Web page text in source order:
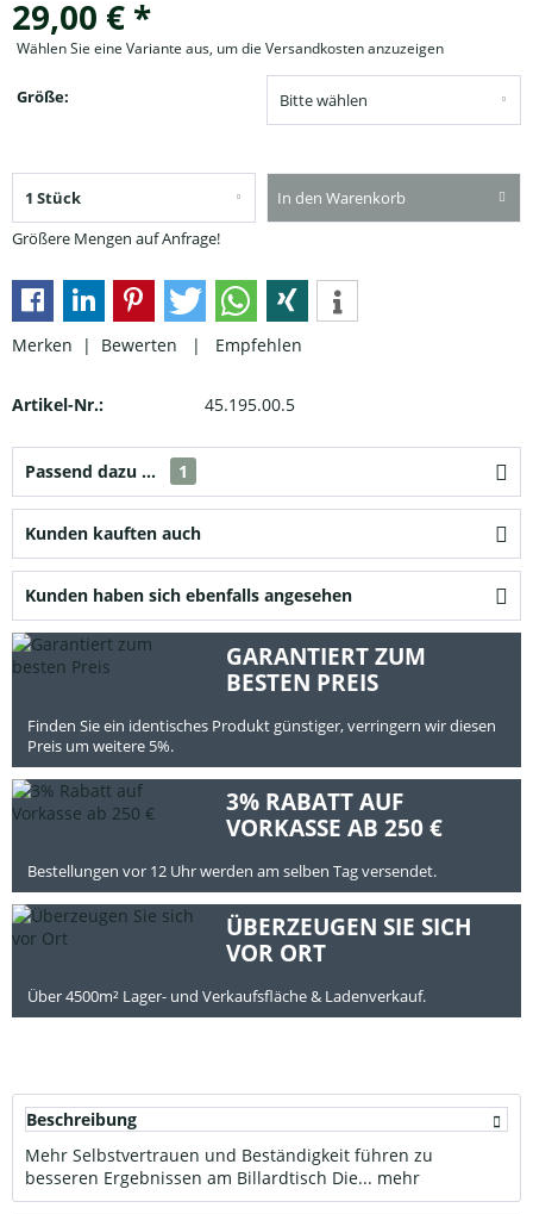
29,00 € *
Wählen Sie eine Variante aus, um die Versandkosten anzuzeigen
Größe:
Größere Mengen auf Anfrage!
In den Warenkorb
Merken | Bewerten | Empfehlen
Artikel-Nr.: 45.195.00.5
Passend dazu ... 1
Kunden kauften auch
Kunden haben sich ebenfalls angesehen
GARANTIERT ZUM
BESTEN PREIS
Finden Sie ein identisches Produkt günstiger, verringern wir diesen
Preis um weitere 5%.
3% RABATT AUF
VORKASSE AB 250 €
Bestellungen vor 12 Uhr werden am selben Tag versendet.
ÜBERZEUGEN SIE SICH
VOR ORT
Über 4500m² Lager- und Verkaufsfläche & Ladenverkauf.
Beschreibung
Mehr Selbstvertrauen und Beständigkeit führen zu
besseren Ergebnissen am Billardtisch Die... mehr